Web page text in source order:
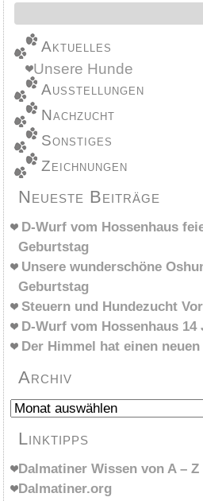
Aktuelles
Unsere Hunde
Ausstellungen
Nachzucht
Sonstiges
Zeichnungen
Neueste Beiträge
D-Wurf vom Hossenhaus
Geburtstag
Unsere wunderschöne
Geburtstag
Steuern und Hundezucht
D-Wurf vom Hossenhaus 14
Der Himmel hat einen
Archiv
Archiv
Linktipps
Dalmatiner Wissen von A – Z
Dalmatiner.org